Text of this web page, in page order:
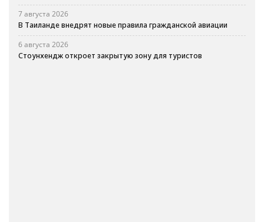
7 августа 2026
В Таиланде внедрят новые правила гражданской авиации
6 августа 2026
Стоунхендж откроет закрытую зону для туристов